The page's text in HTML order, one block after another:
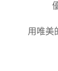
用唯美